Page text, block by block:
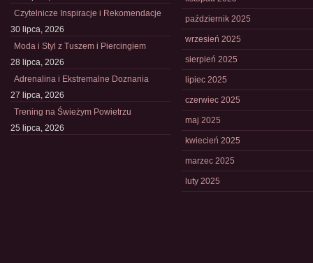
Czytelnicze Inspiracje i Rekomendacje
30 lipca, 2026
Moda i Styl z Tuszem i Piercingiem
28 lipca, 2026
Adrenalina i Ekstremalne Doznania
27 lipca, 2026
Trening na Świeżym Powietrzu
25 lipca, 2026
październik 2025
wrzesień 2025
sierpień 2025
lipiec 2025
czerwiec 2025
maj 2025
kwiecień 2025
marzec 2025
luty 2025